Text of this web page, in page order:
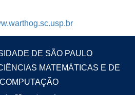
DE SÃO PAULO
MATEMÁTICAS E DE
COMPUTAÇÃO